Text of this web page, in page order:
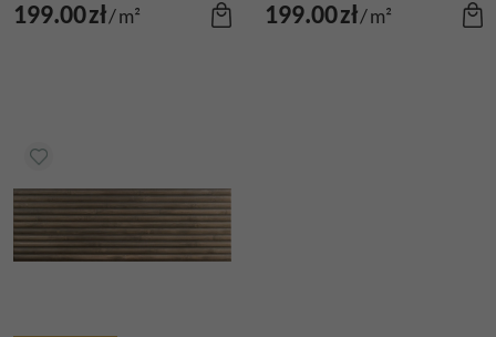
199.00zł/m² 199.00zł/m²